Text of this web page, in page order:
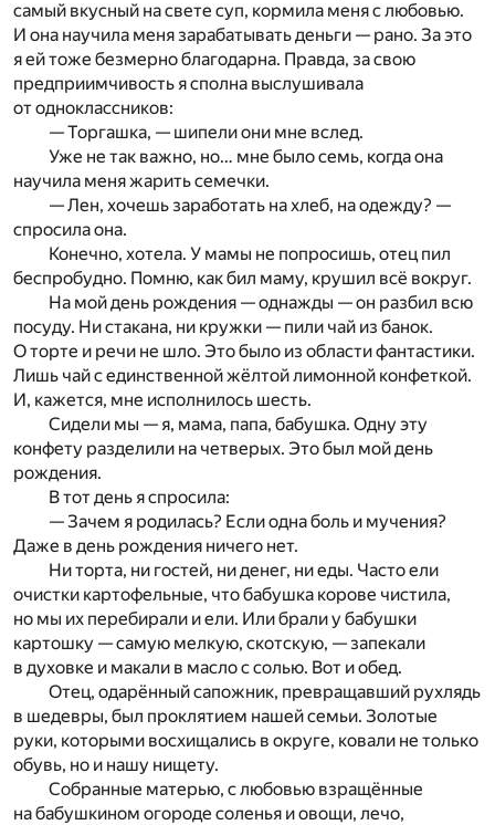
самый вкусный на свете суп, кормила меня с любовью.
И она научила меня зарабатывать деньги — рано. За это
я ей тоже безмерно благодарна. Правда, за свою
предприимчивость я сполна выслушивала
от одноклассников:
— Торгашка, — шипели они мне вслед.
Уже не так важно, но… мне было семь, когда она
научила меня жарить семечки.
— Лен, хочешь заработать на хлеб, на одежду? —
спросила она.
Конечно, хотела. У мамы не попросишь, отец пил
беспробудно. Помню, как бил маму, крушил всё вокруг.
На мой день рождения — однажды — он разбил всю
посуду. Ни стакана, ни кружки — пили чай из банок.
О торте и речи не шло. Это было из области фантастики.
Лишь чай с единственной жёлтой лимонной конфеткой.
И, кажется, мне исполнилось шесть.
Сидели мы — я, мама, папа, бабушка. Одну эту
конфету разделили на четверых. Это был мой день
рождения.
В тот день я спросила:
— Зачем я родилась? Если одна боль и мучения?
Даже в день рождения ничего нет.
Ни торта, ни гостей, ни денег, ни еды. Часто ели
очистки картофельные, что бабушка корове чистила,
но мы их перебирали и ели. Или брали у бабушки
картошку — самую мелкую, скотскую, — запекали
в духовке и макали в масло с солью. Вот и обед.
Отец, одарённый сапожник, превращавший рухлядь
в шедевры, был проклятием нашей семьи. Золотые
руки, которыми восхищались в округе, ковали не только
обувь, но и нашу нищету.
Собранные матерью, с любовью взращённые
на бабушкином огороде соленья и овощи, лечо,